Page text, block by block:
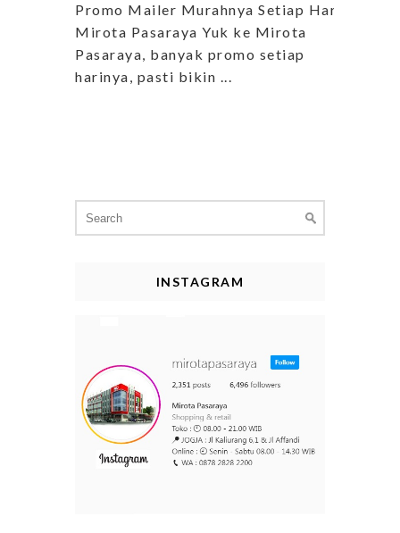
Promo Mailer Murahnya Setiap Hari
Mirota Pasaraya Yuk ke Mirota
Pasaraya, banyak promo setiap
harinya, pasti bikin ...
for:
INSTAGRAM